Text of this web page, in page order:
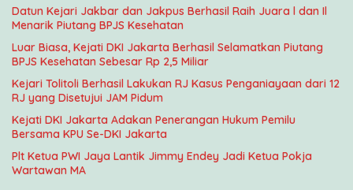
Datun Kejari Jakbar dan Jakpus Berhasil Raih Juara l dan Il
Menarik Piutang BPJS Kesehatan
Luar Biasa, Kejati DKI Jakarta Berhasil Selamatkan Piutang
BPJS Kesehatan Sebesar Rp 2,5 Miliar
Kejari Tolitoli Berhasil Lakukan RJ Kasus Penganiayaan dari 12
RJ yang Disetujui JAM Pidum
Kejati DKI Jakarta Adakan Penerangan Hukum Pemilu
Bersama KPU Se-DKI Jakarta
Plt Ketua PWI Jaya Lantik Jimmy Endey Jadi Ketua Pokja
Wartawan MA